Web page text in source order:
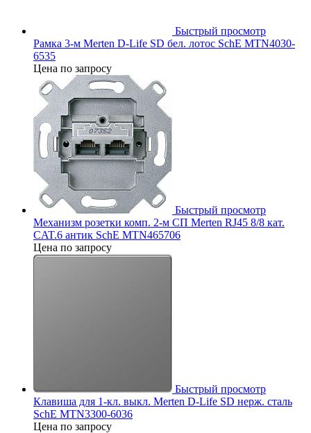
Быстрый просмотр
Рамка 3-м Merten D-Life SD бел. лотос SchE MTN4030-
6535
Цена по запросу
Быстрый просмотр
Механизм розетки комп. 2-м СП Merten RJ45 8/8 кат.
CAT.6 антик SchE MTN465706
Цена по запросу
Быстрый просмотр
Клавиша для 1-кл. выкл. Merten D-Life SD нерж. сталь
SchE MTN3300-6036
Цена по запросу